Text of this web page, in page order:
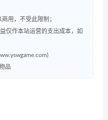
用，不受此限制；
仅作本站运营的支出成本，如
品